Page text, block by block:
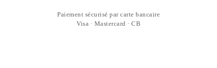
Paiement sécurisé par carte bancaire
Visa · Mastercard · CB